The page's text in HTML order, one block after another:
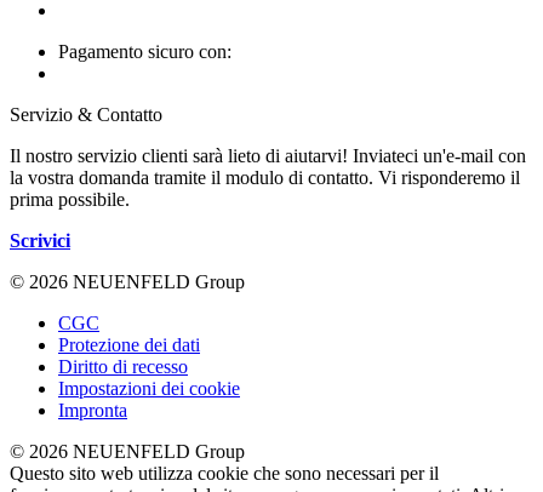
Pagamento sicuro con:
Servizio & Contatto
Il nostro servizio clienti sarà lieto di aiutarvi! Inviateci un'e-mail con
la vostra domanda tramite il modulo di contatto. Vi risponderemo il
prima possibile.
Scrivici
© 2026 NEUENFELD Group
CGC
Protezione dei dati
Diritto di recesso
Impostazioni dei cookie
Impronta
© 2026 NEUENFELD Group
Questo sito web utilizza cookie che sono necessari per il